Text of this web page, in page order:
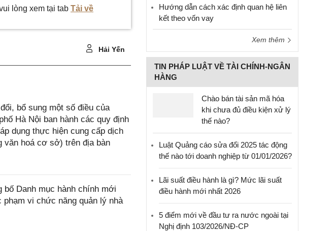
lòng xem tại tab Tải về
Hải Yến
bổ sung một số điều của
Hà Nội ban hành các quy định
dụng thực hiện cung cấp dịch
văn hoá cơ sở) trên địa bàn
bố Danh mục hành chính mới
phạm vi chức năng quản lý nhà
Hướng dẫn cách xác định quan hệ liên
kết theo vốn vay
Xem thêm
TIN PHÁP LUẬT VỀ TÀI CHÍNH-NGÂN
HÀNG
Chào bán tài sản mã hóa
khi chưa đủ điều kiện xử lý
thế nào?
Luật Quảng cáo sửa đổi 2025 tác động
thế nào tới doanh nghiệp từ 01/01/2026?
Lãi suất điều hành là gì? Mức lãi suất
điều hành mới nhất 2026
5 điểm mới về đầu tư ra nước ngoài tại
Nghị định 103/2026/NĐ-CP